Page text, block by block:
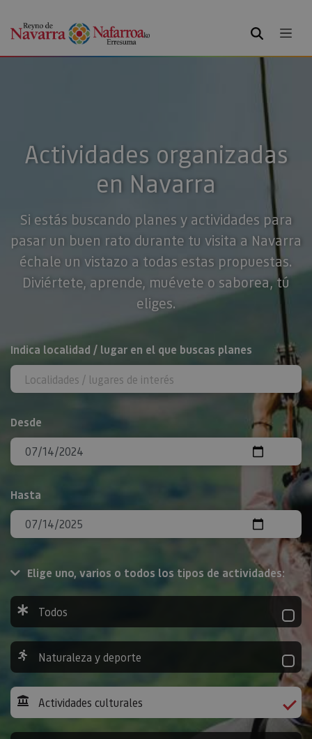
BUSCAR
Actividades organizadas
en Navarra
Si estás buscando planes y actividades para
pasar un buen rato durante tu visita a Navarra
échale un vistazo a todas estas propuestas.
Diviértete, aprende, muévete o saborea, tú
eliges.
BUSCAR
Indica localidad / lugar en el que buscas planes
Desde
Hasta
Elige uno, varios o todos los tipos de actividades:
Todos
Naturaleza y deporte
Actividades culturales